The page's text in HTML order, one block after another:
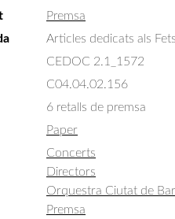
Premsa
Articles dedicats als
CEDOC 2.1_1572
C04.04.02.156
6 retalls de premsa
Paper
Concerts
Directors
Orquestra Ciutat de
Premsa